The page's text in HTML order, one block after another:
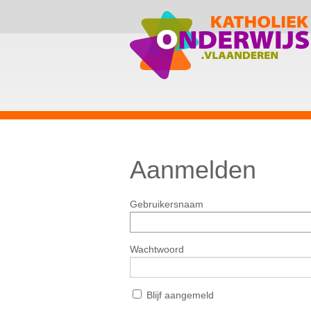
Aanmelden
Gebruikersnaam
Wachtwoord
Blijf aangemeld